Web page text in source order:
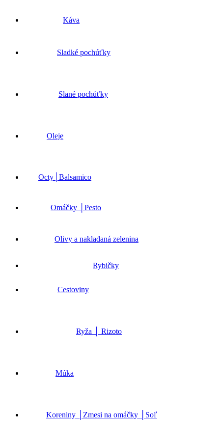
Káva
Sladké pochúťky
Slané pochúťky
Oleje
Octy│Balsamico
Omáčky │Pesto
Olivy a nakladaná zelenina
Rybičky
Cestoviny
Ryža │ Rizoto
Múka
Koreniny │Zmesi na omáčky │Soľ